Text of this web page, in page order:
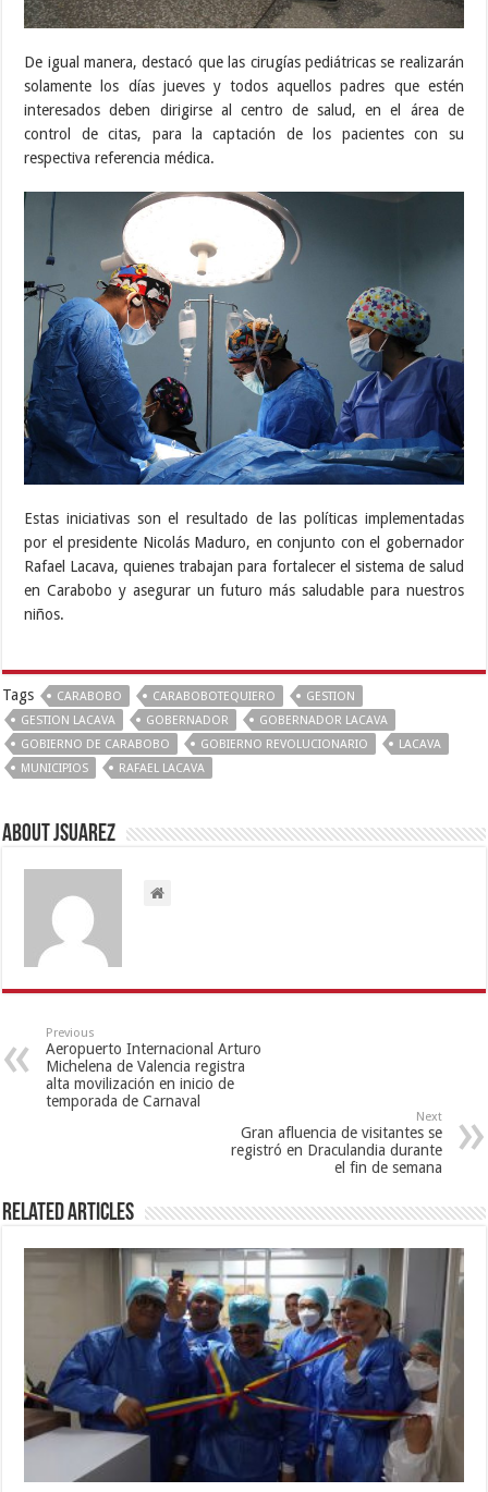
De igual manera, destacó que las cirugías pediátricas se realizarán
solamente los días jueves y todos aquellos padres que estén
interesados deben dirigirse al centro de salud, en el área de
control de citas, para la captación de los pacientes con su
respectiva referencia médica.
Estas iniciativas son el resultado de las políticas implementadas
por el presidente Nicolás Maduro, en conjunto con el gobernador
Rafael Lacava, quienes trabajan para fortalecer el sistema de salud
en Carabobo y asegurar un futuro más saludable para nuestros
niños.
Tags CARABOBO CARABOBOTEQUIERO
GESTION
GESTION LACAVA
GOBERNADOR
GOBERNADOR LACAVA
GOBIERNO DE CARABOBO
GOBIERNO REVOLUCIONARIO
LACAVA
MUNICIPIOS
RAFAEL LACAVA
About Jsuarez
Previous
Aeropuerto Internacional Arturo
Michelena de Valencia registra
alta movilización en inicio de
temporada de Carnaval
Next
Gran afluencia de visitantes se
registró en Draculandia durante
el fin de semana
Related Articles